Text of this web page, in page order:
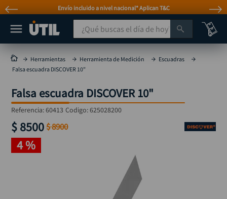
Envío incluido a nivel nacional* Aplican T&C
¿Qué buscas el día de hoy?
Herramientas Herramienta de Medición
Escuadras
Falsa escuadra DISCOVER 10"
Falsa escuadra DISCOVER 10"
Referencia:60413 Codigo:625028200
$8500 $8900
4 %
MÁS BUSCADOS
taladro
taladros pulidoras
compresor
llave
combo